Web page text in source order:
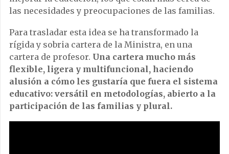
las necesidades y preocupaciones de las familias.
Para trasladar esta idea se ha transformado la
rígida y sobria cartera de la Ministra, en una
cartera de profesor. Una cartera mucho más
flexible, ligera y multifuncional, haciendo
alusión a cómo les gustaría que fuera el sistema
educativo: versátil en metodologías, abierto a la
participación de las familias y plural.